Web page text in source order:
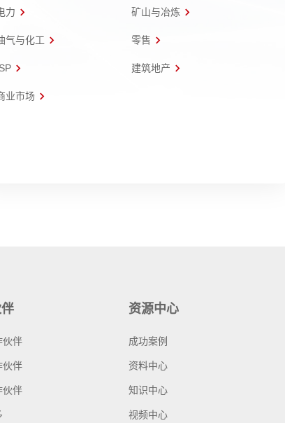
力 矿山与冶炼
气与化工 零售
建筑地产
业市场
伙伴
伙伴
伙伴
资源中心
成功案例
资料中心
知识中心
视频中心